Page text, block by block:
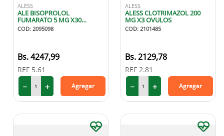
ALESS
ALE BISOPROLOL
FUMARATO 5 MG X30
TABLETAS
COD: 2095098
4247,99
REF 5.61
＋
－ Agregar
ALESS
ALESS CLOTRIMAZOL 200
MG X3 OVULOS
COD: 2101485
2129,78
REF 2.81
＋
－ Agregar